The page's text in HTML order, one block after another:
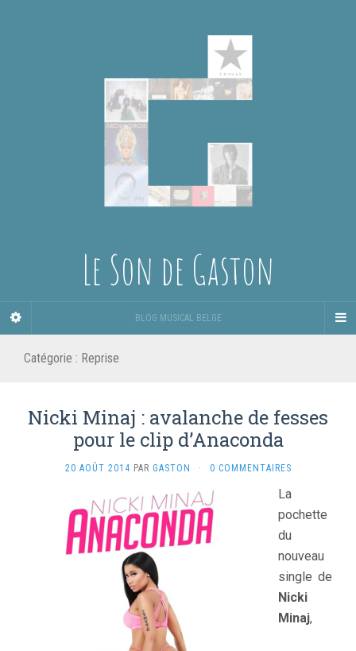
Le Son de Gaston
BLOG MUSICAL BELGE
Catégorie : Reprise
Nicki Minaj : avalanche de fesses
pour le clip d’Anaconda
20 AOÛT 2014 PAR GASTON · 0 COMMENTAIRES
La
pochette
du
nouveau
single de
Nicki
Minaj,